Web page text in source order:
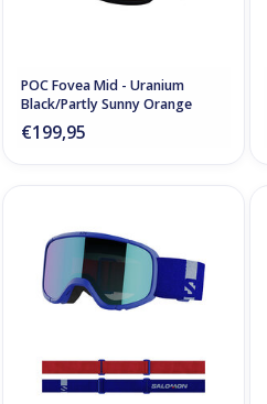
POC Fovea Mid - Uranium
Black/Partly Sunny Orange
€199,95